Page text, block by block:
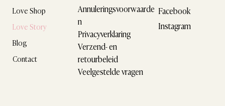
Love Shop
Love Story
Blog
Contact
Annuleringsvoorwaarde
n
Privacyverklaring
Verzend- en
retourbeleid
Veelgestelde vragen
Facebook
Instagram